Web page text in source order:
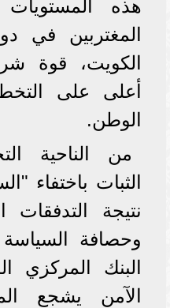
هذه
المغتربين في
الكويت، قوة
أعلى على
الوطن.
من الناحية
الثبات باختفاء
نتيجة التدفقات
وحصافة السياسة
البنك المركزي
الآمن يشجع